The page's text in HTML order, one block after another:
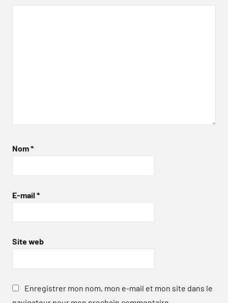
Nom*
E-mail *
Site web
Enregistrer mon nom, mon e-mail et mon site dans le